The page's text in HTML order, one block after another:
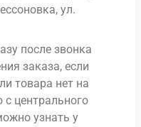
ул.
после звонка
заказа, если
товара нет на
центрального
узнать у